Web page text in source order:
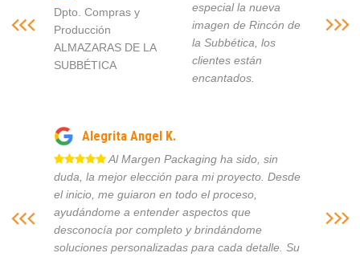
Dpto. Compras y
Producción
ALMAZARAS DE LA
SUBBÉTICA
especial la nueva
imagen de Rincón de
la Subbética, los
clientes están
encantados.
Alegrita Angel K.
Al Margen Packaging ha sido, sin
duda, la mejor elección para mi proyecto. Desde
el inicio, me guiaron en todo el proceso,
ayudándome a entender aspectos que
desconocía por completo y brindándome
soluciones personalizadas para cada detalle. Su